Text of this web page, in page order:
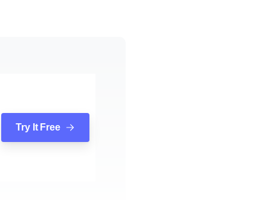
Try It Free